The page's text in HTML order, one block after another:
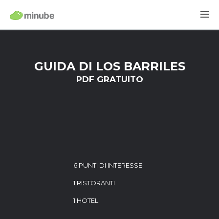
GUIDA DI LOS BARRILES
PDF GRATUITO
6 PUNTI DI INTERESSE
1 RISTORANTI
1 HOTEL